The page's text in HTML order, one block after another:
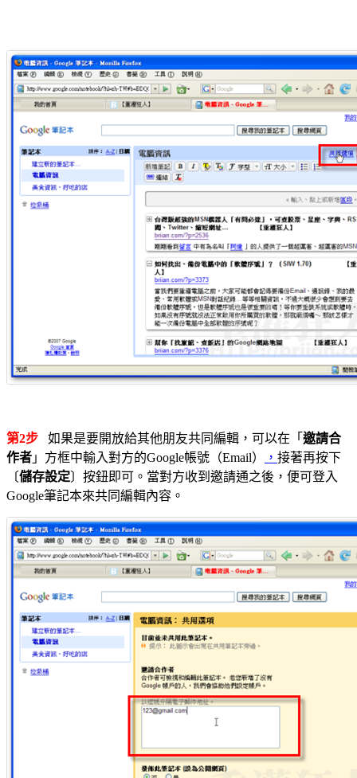
第2步 如果是要開放給其他朋友共同編輯，可以在「 邀請合
作者 」方框中輸入對方的Google帳號（Email） ， 接著再按下
〔儲存設定〕按鈕即可。當對方收到邀請通之後，便可登入
Google筆記本來共同編輯內容。